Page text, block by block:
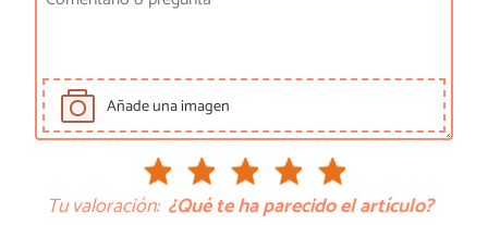
Añade una imagen
Tu valoración: ¿Qué te ha parecido el artículo?